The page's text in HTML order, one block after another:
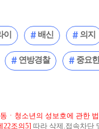
이 배신 의지
연방경찰 중요
ㆍ청소년의 성보호에 관한
22조의5] 따라 삭제.접속차단